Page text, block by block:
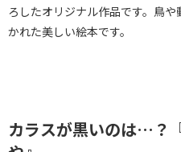
ろしたオリジナル作品です。鳥
かれた美しい絵本です。
カラスが黒いのは…？